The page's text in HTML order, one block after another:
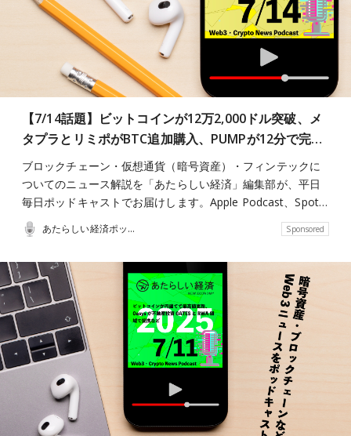
【7/14話題】ビットコインが12万2,000ドル突破、メ
タプラとリミポがBTC追加購入、PUMPが12分で完…
ブロックチェーン・仮想通貨（暗号資産）・フィンテックに
ついてのニュース解説を「あたらしい経済」編集部が、平日
毎日ポッドキャストでお届けします。Apple Podcast、Spot…
あたらしい経済ポッドキャスト Sponsored